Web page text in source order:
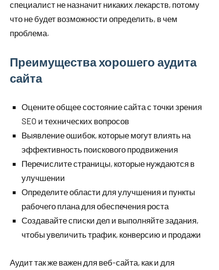
специалист не назначит никаких лекарств, потому
что не будет возможности определить, в чем
проблема.
Преимущества хорошего аудита
сайта
Оцените общее состояние сайта с точки зрения
SEO и технических вопросов
Выявление ошибок, которые могут влиять на
эффективность поискового продвижения
Перечислите страницы, которые нуждаются в
улучшении
Определите области для улучшения и пункты
рабочего плана для обеспечения роста
Создавайте списки дел и выполняйте задания,
чтобы увеличить трафик, конверсию и продажи
Аудит так же важен для веб-сайта, как и для